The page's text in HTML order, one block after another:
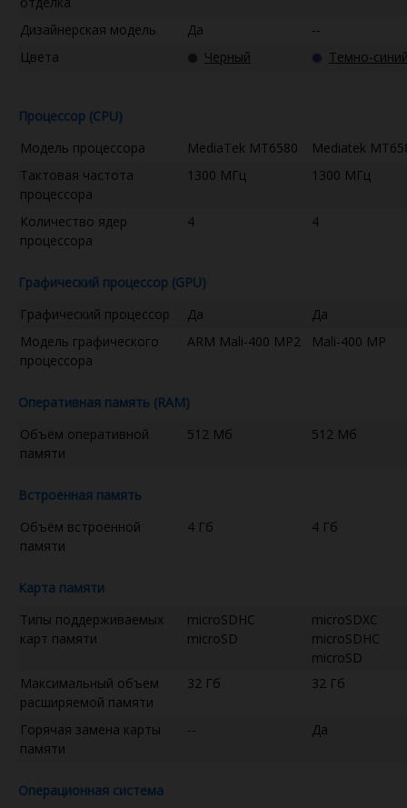
Дизайнерская модель Да
--
Цвета
Черный Темно-
Процессор (CPU)
Модель процессора
MediaTek MT6580
Mediatek
Тактовая частота
процессора
1300 МГц 1300 МГц
Количество ядер
процессора
4 4
Графический процессор (GPU)
Графический процессор
Да
Да
Модель графического
процессора
ARM Mali-400 MP2 Mali-400 MP
Оперативная память (RAM)
Объём оперативной
памяти
512 Мб 512 Мб
Встроенная память
Объём встроенной
памяти
4 Гб 4 Гб
Карта памяти
Типы поддерживаемых
карт памяти
microSDHC
microSD
microSDXC
microSDHC
microSD
Максимальный объем
расширяемой памяти
32 Гб 32 Гб
Горячая замена карты
памяти
-- Да
Операционная система